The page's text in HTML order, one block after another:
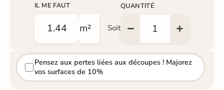
IL ME FAUT
m² Soit
QUANTITÉ
Pensez aux pertes liées aux découpes ! Majorez
vos surfaces de 10%